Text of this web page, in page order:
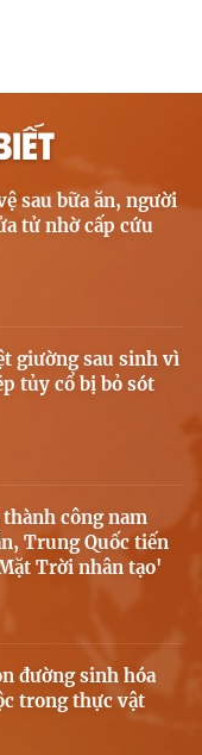
sau bữa ăn, người
tử nhờ cấp cứu
giường sau sinh vì
tủy cổ bị bỏ sót
công nam
Trung Quốc tiến
Trời nhân tạo'
đường sinh hóa
trong thực vật